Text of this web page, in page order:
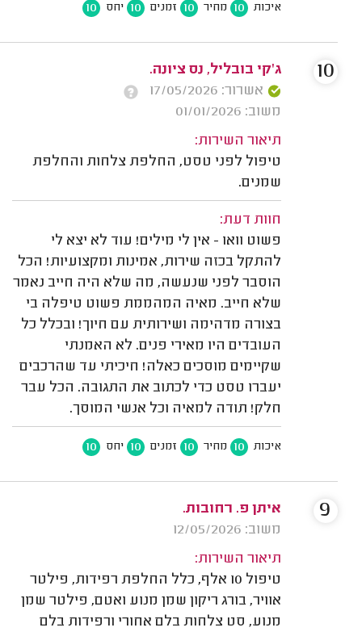
איכות 10 מחיר 10 זמנים 10 יחס 10
ג'קי בובליל, נס ציונה.
אשרור: 17/05/2026
משוב: 01/01/2026
תיאור השירות:
טיפול לפני טסט, החלפת צלחות והחלפת
שמנים.
חוות דעת:
פשוט וואו - אין לי מילים! עוד לא יצא לי
להתקל בכזה שירות, אמינות ומקצועיות! הכל
הוסבר לפני שנעשה, מה שלא היה חייב נאמר
שלא חייב. מאיה המהממת פשוט טיפלה בי
בצורה מדהימה ושירותית עם חיוך! ובכלל כל
העובדים היו מאירי פנים. לא האמנתי
שקיימים מוסכים כאלה! חיכיתי עד שהרכבים
יעברו טסט כדי לכתוב את התגובה. הכל עבר
חלק! תודה למאיה וכל אנשי המוסך.
איכות 10 מחיר 10 זמנים 10 יחס 10
10
איתן פ. רחובות.
משוב: 12/05/2026
תיאור השירות:
טיפול 10 אלף, כלל החלפת רפידות, פילטר
אוויר, בורג ריקון שמן מנוע ואטם, פילטר שמן
מנוע, סט צלחות בלם אחורי ורפידות בלם
9